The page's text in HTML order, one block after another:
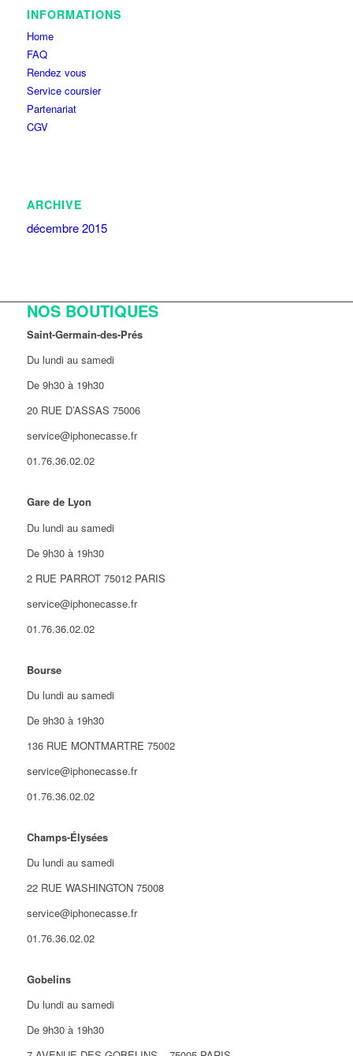
INFORMATIONS
Home
FAQ
Rendez vous
Service coursier
Partenariat
CGV
ARCHIVE
décembre 2015
NOS BOUTIQUES
Saint-Germain-des-Prés
Du lundi au samedi
De 9h30 à 19h30
20 RUE D’ASSAS 75006
service@iphonecasse.fr
01.76.36.02.02
Gare de Lyon
Du lundi au samedi
De 9h30 à 19h30
2 RUE PARROT 75012 PARIS
service@iphonecasse.fr
01.76.36.02.02
Bourse
Du lundi au samedi
De 9h30 à 19h30
136 RUE MONTMARTRE 75002
service@iphonecasse.fr
01.76.36.02.02
Champs-Élysées
Du lundi au samedi
22 RUE WASHINGTON 75008
service@iphonecasse.fr
01.76.36.02.02
Gobelins
Du lundi au samedi
De 9h30 à 19h30